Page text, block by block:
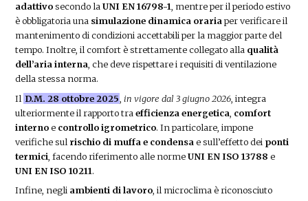
adattivosecondo laUNI EN 16798-1, mentre per il periodo estivo
è obbligatoria una simulazione dinamica orariaper verificare il
mantenimento di condizioni accettabili per la maggior parte del
tempo. Inoltre, il comfort è strettamente collegato alla qualità
dell’aria interna, che deve rispettare i requisiti di ventilazione
della stessa norma.
Il D.M. 28 ottobre 2025 in vigore dal 3 giugno 2026 , integra
ulteriormente il rapporto traefficienza energetica comfort
internoe controllo igrometrico. In particolare, impone
verifiche sul rischio di muffa e condensa e sull’effetto dei ponti
termici , facendo riferimento alle normeUNI EN ISO 13788 e
UNI EN ISO 10211.
Infine, negli ambienti di lavoro , il microclima è riconosciuto